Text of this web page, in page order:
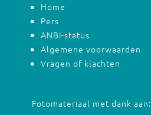
Home
Pers
ANBI-status
Algemene voorwaarden
Vragen of klachten
Fotomateriaal met dank aan: